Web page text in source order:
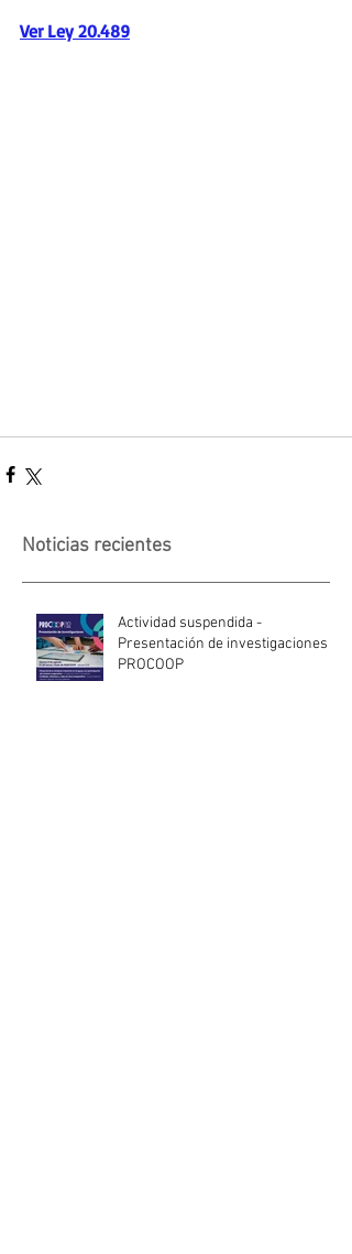
Ver Ley 20.489
Noticias recientes
Actividad suspendida -
Presentación de investigaciones -
PROCOOP